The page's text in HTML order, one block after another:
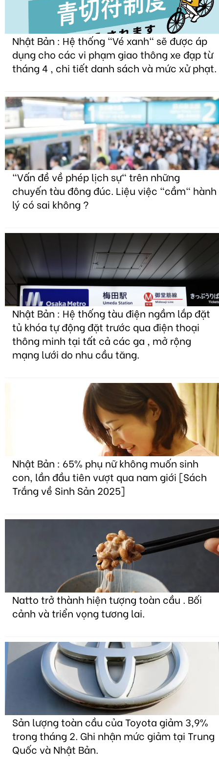
Nhật Bản : Hệ thống "Vé xanh" sẽ được áp
dụng cho các vi phạm giao thông xe đạp từ
tháng 4 , chi tiết danh sách và mức xử phạt.
"Vấn đề về phép lịch sự" trên những
chuyến tàu đông đúc. Liệu việc "cầm" hành
lý có sai không ?
Nhật Bản : Hệ thống tàu điện ngầm lắp đặt
tủ khóa tự động đặt trước qua điện thoại
thông minh tại tất cả các ga , mở rộng
mạng lưới do nhu cầu tăng.
Nhật Bản : 65% phụ nữ không muốn sinh
con, lần đầu tiên vượt qua nam giới [Sách
Trắng về Sinh Sản 2025]
Natto trở thành hiện tượng toàn cầu . Bối
cảnh và triển vọng tương lai.
Sản lượng toàn cầu của Toyota giảm 3,9%
trong tháng 2. Ghi nhận mức giảm tại Trung
Quốc và Nhật Bản.